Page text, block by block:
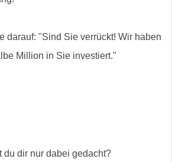
darauf: "Sind Sie verrückt! Wir haben
Million in Sie investiert."
du dir nur dabei gedacht?